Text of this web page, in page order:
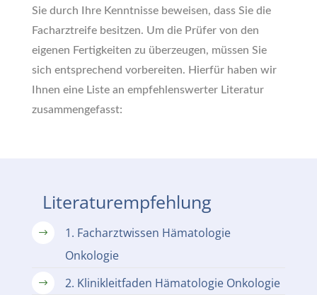
Sie durch Ihre Kenntnisse beweisen, dass Sie die
Facharztreife besitzen. Um die Prüfer von den
eigenen Fertigkeiten zu überzeugen, müssen Sie
sich entsprechend vorbereiten. Hierfür haben wir
Ihnen eine Liste an empfehlenswerter Literatur
zusammengefasst:
Literaturempfehlung
$
1. Facharztwissen Hämatologie
Onkologie
$ 2. Klinikleitfaden Hämatologie Onkologie